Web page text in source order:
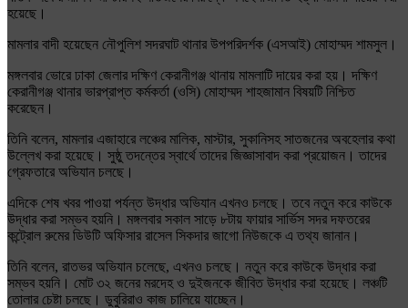
হয়েছে।
মামলার বাদী হয়েছেন নৌপুলিশ সদরঘাট থানার উপপরিদর্শক (এসআই) মোহাম্মদ শামসুল।
মঙ্গলবার ভোরে ঢাকা জেলার দক্ষিণ কেরানীগঞ্জ থানায় মামলাটি দায়ের করা হয়। দক্ষিণ
কেরানীগঞ্জ থানার ভারপ্রাপ্ত কর্মকর্তা (ওসি) মোহাম্মদ শাহজামান বিষয়টি নিশ্চিত
করেছেন।
তিনি বলেন, মামলার এজাহারে লঞ্চের মালিক, মাস্টার, সুকানিসহ সাতজনের অবহেলার কথা
উল্লেখ করা হয়েছে। সুষ্ঠু তদন্তের স্বার্থে তাদের জিজ্ঞাসাবাদ করা প্রয়োজন। তাদের
গ্রেফতারে অভিযান চলছে।
এদিকে শেষ খবর পাওয়া পর্যন্ত উদ্ধার অভিযান এখনও চলছে। তবে নতুন করে কাউকে
উদ্ধার করা সম্ভব হয়নি। মঙ্গলবার সকাল সাড়ে ৮টায় ফায়ার সার্ভিস সদর দফতরের
কন্ট্রোল রুমের ডিউটি অফিসার রাসেল সিকদার জাগো নিউজকে এ তথ্য জানান।
তিনি বলেন, রাতভর অভিযান চলেছে, এখনও চলছে। নতুন করে কাউকে উদ্ধার করা
সম্ভব হয়নি। মোট ৩২ জনের মরদেহ ও দুইজনকে জীবিত উদ্ধার করা হয়েছে। লঞ্চটি
তোলার চেষ্টা চলছে। ডুবুরিরাও কাজ চালিয়ে যাচ্ছেন।